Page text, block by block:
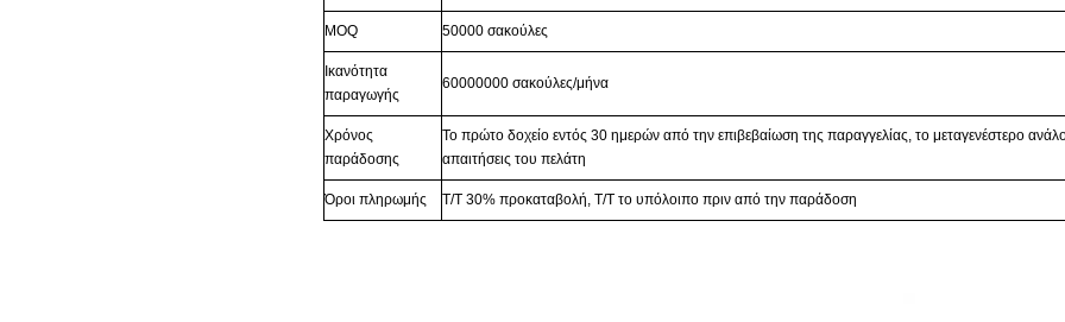
MOQ 50000 σακούλες
Ικανότητα
παραγωγής
60000000 σακούλες/μήνα
Χρόνος
παράδοσης
Το πρώτο δοχείο εντός 30 ημερών από την επιβεβαίωση της παραγγελίας, το μεταγενέστερο
απαιτήσεις του πελάτη
Όροι πληρωμής T/T 30% προκαταβολή, T/T το υπόλοιπο πριν από την παράδοση